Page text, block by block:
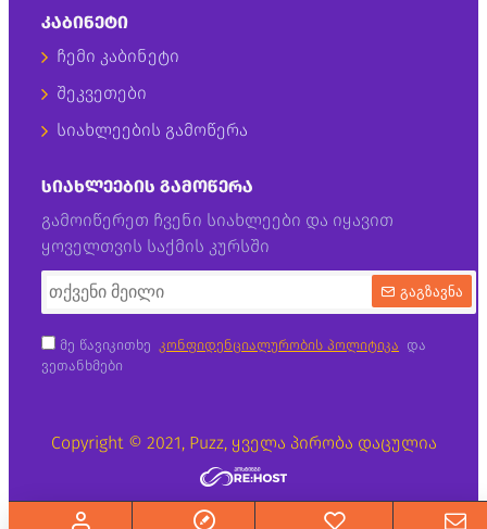
ᲙᲐᲑᲘᲜᲔᲢᲘ
ჩემი კაბინეტი
შეკვეთები
სიახლეების გამოწერა
ᲡᲘᲐᲮᲚᲔᲔᲑᲘᲡ ᲒᲐᲛᲝᲬᲔᲠᲐ
გამოიწერეთ ჩვენი სიახლეები და იყავით
ყოველთვის საქმის კურსში
გაგზავნა
მე წავიკითხე კონფიდენციალურობის პოლიტიკა და
ვეთანხმები
Copyright © 2021, Puzz, ყველა პირობა დაცულია